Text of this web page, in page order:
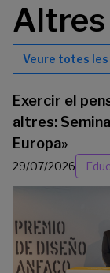
Veure totes
Exercir el
altres:
Europa»
29/07/2026